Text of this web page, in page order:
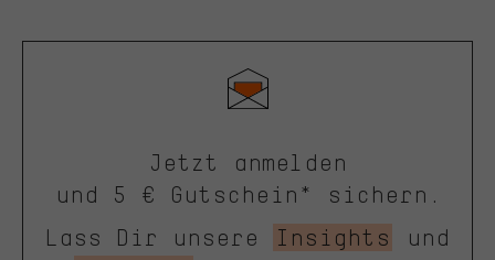
Jetzt anmelden
und 5 € Gutschein* sichern.
Lass Dir unsere
Insights
und